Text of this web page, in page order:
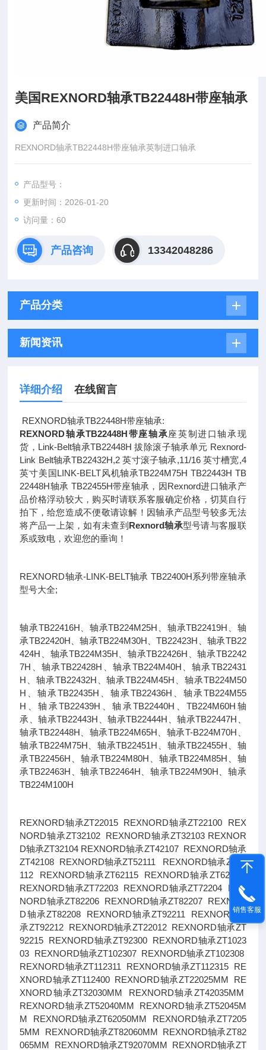
美国REXNORD轴承TB22448H带座轴承
产品简介
REXNORD轴承TB22448H带座轴承英制进口轴承
产品型号：
更新时间：2026-01-20
访问量：60
产品咨询 13342048286
产品分类
新闻资讯
详细介绍 在线留言
REXNORD轴承TB22448H带座轴承:
REXNORD轴承TB22448H带座轴承座英制进口轴承现
货，Link-Belt轴承TB22448H 拔除滚子轴承单元​ Rexnord-
Link Belt轴承TB22432H,2 英寸滚子轴承,11/16 英寸槽宽,4
英寸​美国LINK-BELT风机轴承TB224M75H TB22443H TB
22448H轴承 TB22455H带座轴承，因Rexnord进口轴承产
品价格浮动较大，购买时请联系客服确定价格，切莫自行
拍下，给您造成不便敬请谅解！因轴承产品型号较多无法
将产品一上架，如有未查到 Rexnord轴承型号请与客服联
系或致电，欢迎您的垂询！
REXNORD轴承-LINK-BELT轴承 TB22400H系列带座轴承
型号大全;
轴承TB22416H、轴承TB224M25H、轴承TB22419H、轴
承TB22420H、轴承TB224M30H、TB22423H、轴承TB22
424H、轴承TB224M35H、轴承TB22426H、轴承TB2242
7H、轴承TB22428H、轴承TB224M40H、轴承TB22431
H、轴承TB22432H、轴承TB224M45H、轴承TB224M50
H、轴承TB22435H、轴承TB22436H、轴承TB224M55
H、轴承TB22439H、轴承TB22440H、TB224M60H轴
承、轴承TB22443H、轴承TB22444H、轴承TB22447H、
轴承TB22448H、轴承TB224M65H、轴承T-B224M70H、
轴承TB224M75H、轴承TB22451H、轴承TB22455H、轴
承TB22456H、轴承TB224M80H、轴承TB224M85H、轴
承TB22463H、轴承TB22464H、轴承TB224M90H、轴承
TB224M100H
REXNORD轴承ZT22015 REXNORD轴承ZT22100 REX
NORD轴承ZT32102 REXNORD轴承ZT32103 REXNOR
D轴承ZT32104 REXNORD轴承ZT42107 REXNORD轴承
ZT42108 REXNORD轴承ZT52111 REXNORD轴承ZT52
112 REXNORD轴承ZT62115 REXNORD轴承ZT62200
REXNORD轴承ZT72203 REXNORD轴承ZT72204 REX
NORD轴承ZT82206 REXNORD轴承ZT82207 REXNOR
D轴承ZT82208 REXNORD轴承ZT92211 REXNORD轴
承ZT92212 REXNORD轴承ZT22012 REXNORD轴承ZT
92215 REXNORD轴承ZT92300 REXNORD轴承ZT1023
03 REXNORD轴承ZT102307 REXNORD轴承ZT102308
REXNORD轴承ZT112311 REXNORD轴承ZT112315 RE
XNORD轴承ZT112400 REXNORD轴承ZT22025MM RE
XNORD轴承ZT32030MM REXNORD轴承ZT42035MM
REXNORD轴承ZT52040MM REXNORD轴承ZT52045M
M REXNORD轴承ZT62050MM REXNORD轴承ZT7205
5MM REXNORD轴承ZT82060MM REXNORD轴承ZT82
065MM REXNORD轴承ZT92070MM REXNORD轴承ZT
销售客服